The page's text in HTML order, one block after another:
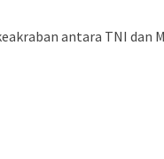
antara TNI dan